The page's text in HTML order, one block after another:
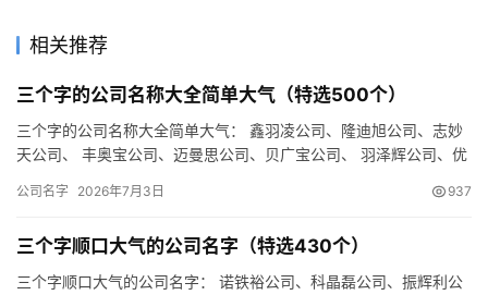
相关推荐
三个字的公司名称大全简单大气（特选500个）
三个字的公司名称大全简单大气： 鑫羽凌公司、隆迪旭公司、志妙
天公司、 丰奥宝公司、迈曼思公司、贝广宝公司、 羽泽辉公司、优
公司名字 2026年7月3日 937
三个字顺口大气的公司名字（特选430个）
三个字顺口大气的公司名字： 诺铁裕公司、科晶磊公司、振辉利公